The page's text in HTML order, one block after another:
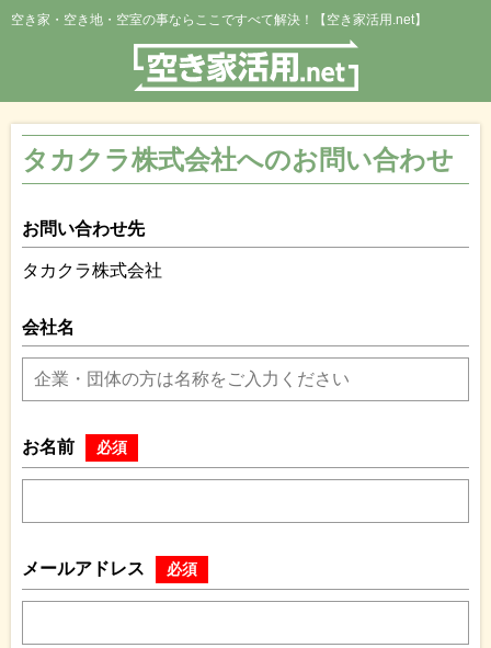
空き家・空き地・空室の事ならここですべて解決！【空き家活用.net】
タカクラ株式会社へのお問い合わせ
お問い合わせ先
タカクラ株式会社
会社名
お名前 必須
メールアドレス 必須